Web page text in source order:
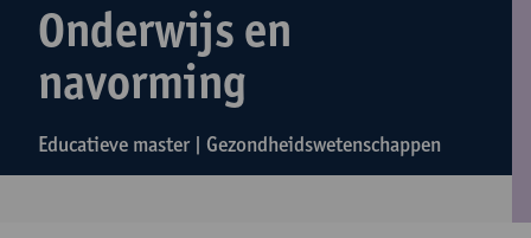
Onderwijs en
navorming
Educatieve master | Gezondheidswetenschappen